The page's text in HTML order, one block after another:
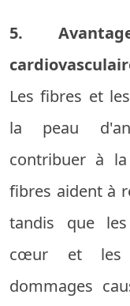
5.
Les fibres et
la peau
contribuer à la
fibres aident à
tandis que
cœur et les
dommages